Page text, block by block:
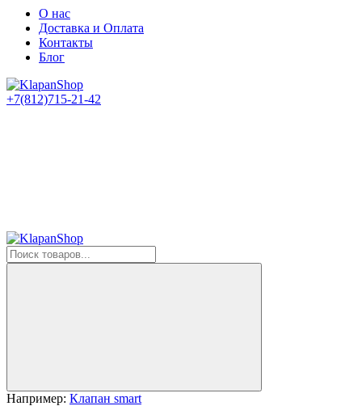
О нас
Доставка и Оплата
Контакты
Блог
+7(812)715-21-42
Например: Клапан smart